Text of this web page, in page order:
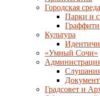
Городская среда
Парки и
Граффити
Культура
«Умный Сочи»
Градсовет и